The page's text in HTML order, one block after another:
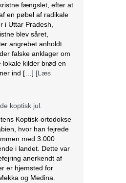
fængslet, efter at
en pøbel af radikale
i Uttar Pradesh,
blev såret,
angrebet anholdt
falske anklager om
kilder brød en
ind […] [Læs
koptisk jul.
Koptisk-ortodokse
hvor han fejrede
med 3.000
i landet. Dette var
anerkendt af
er hjemsted for
og Medina.